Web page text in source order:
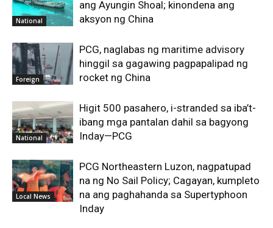
National
ang Ayungin Shoal; kinondena ang
aksyon ng China
Foreign
PCG, naglabas ng maritime advisory
hinggil sa gagawing pagpapalipad ng
rocket ng China
National
Higit 500 pasahero, i-stranded sa iba’t-
ibang mga pantalan dahil sa bagyong
Inday—PCG
Local News
PCG Northeastern Luzon, nagpatupad
na ng No Sail Policy; Cagayan, kumpleto
na ang paghahanda sa Supertyphoon
Inday